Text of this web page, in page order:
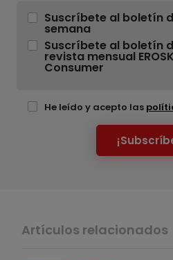
Suscríbete al boletín
semana
Suscríbete al boletín
revista mensual
Consumer
He leído y acepto las
Artículos relacionados